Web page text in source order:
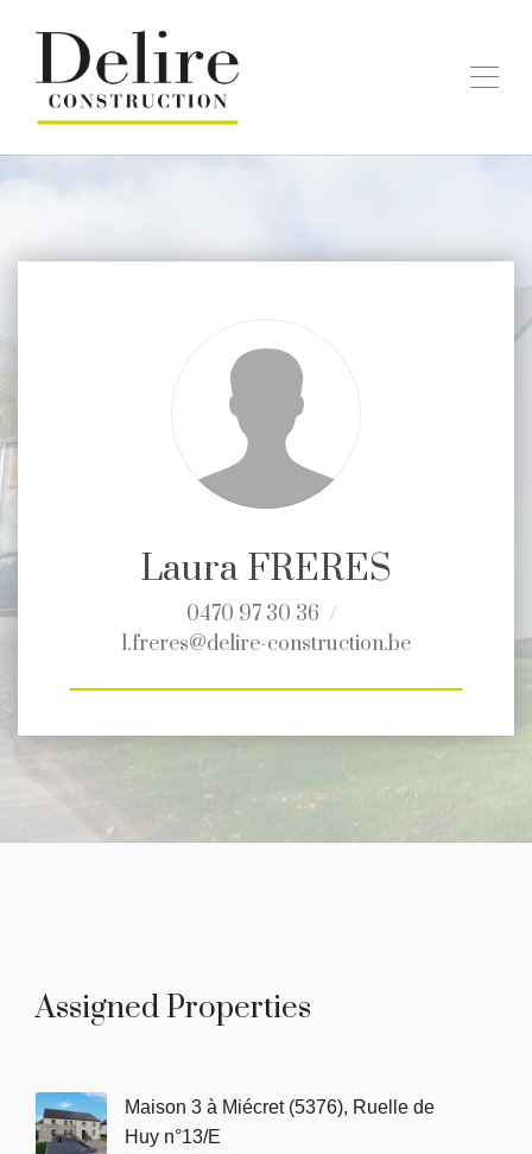
Laura FRERES
0470 97 30 36
l.freres@delire-construction.be
Assigned Properties
Maison 3 à Miécret (5376), Ruelle de
Huy n°13/E